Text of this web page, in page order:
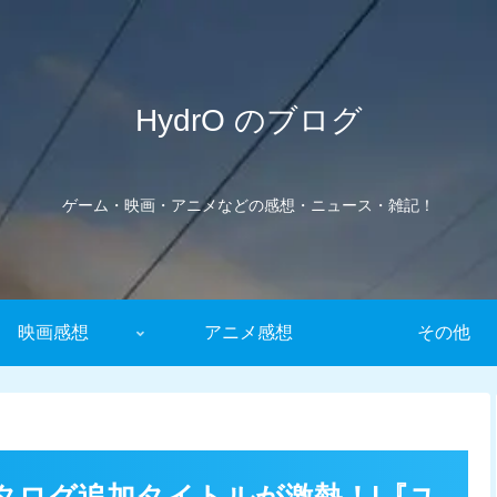
HydrO のブログ
ゲーム・映画・アニメなどの感想・ニュース・雑記！
映画感想 アニメ感想 その他